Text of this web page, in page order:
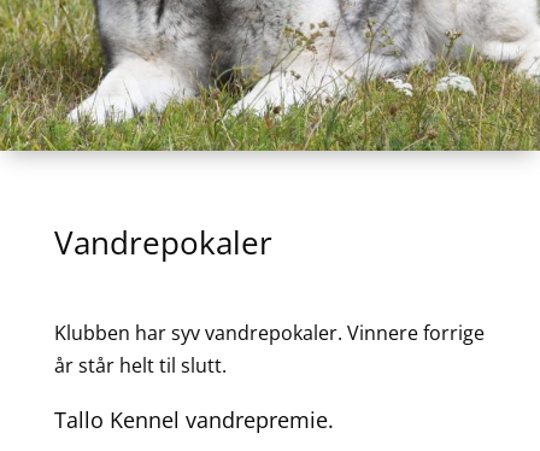
Vandrepokaler
Klubben har syv vandrepokaler. Vinnere forrige
år står helt til slutt.
Tallo Kennel vandrepremie.